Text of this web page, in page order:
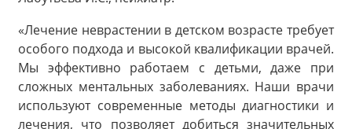
«Лечение неврастении в детском возрасте требует
особого подхода и высокой квалификации врачей.
Мы эффективно работаем с детьми, даже при
сложных ментальных заболеваниях. Наши врачи
используют современные методы диагностики и
лечения, что позволяет добиться значительных